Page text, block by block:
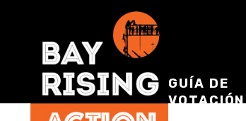
GUÍA DE
VOTACIÓN